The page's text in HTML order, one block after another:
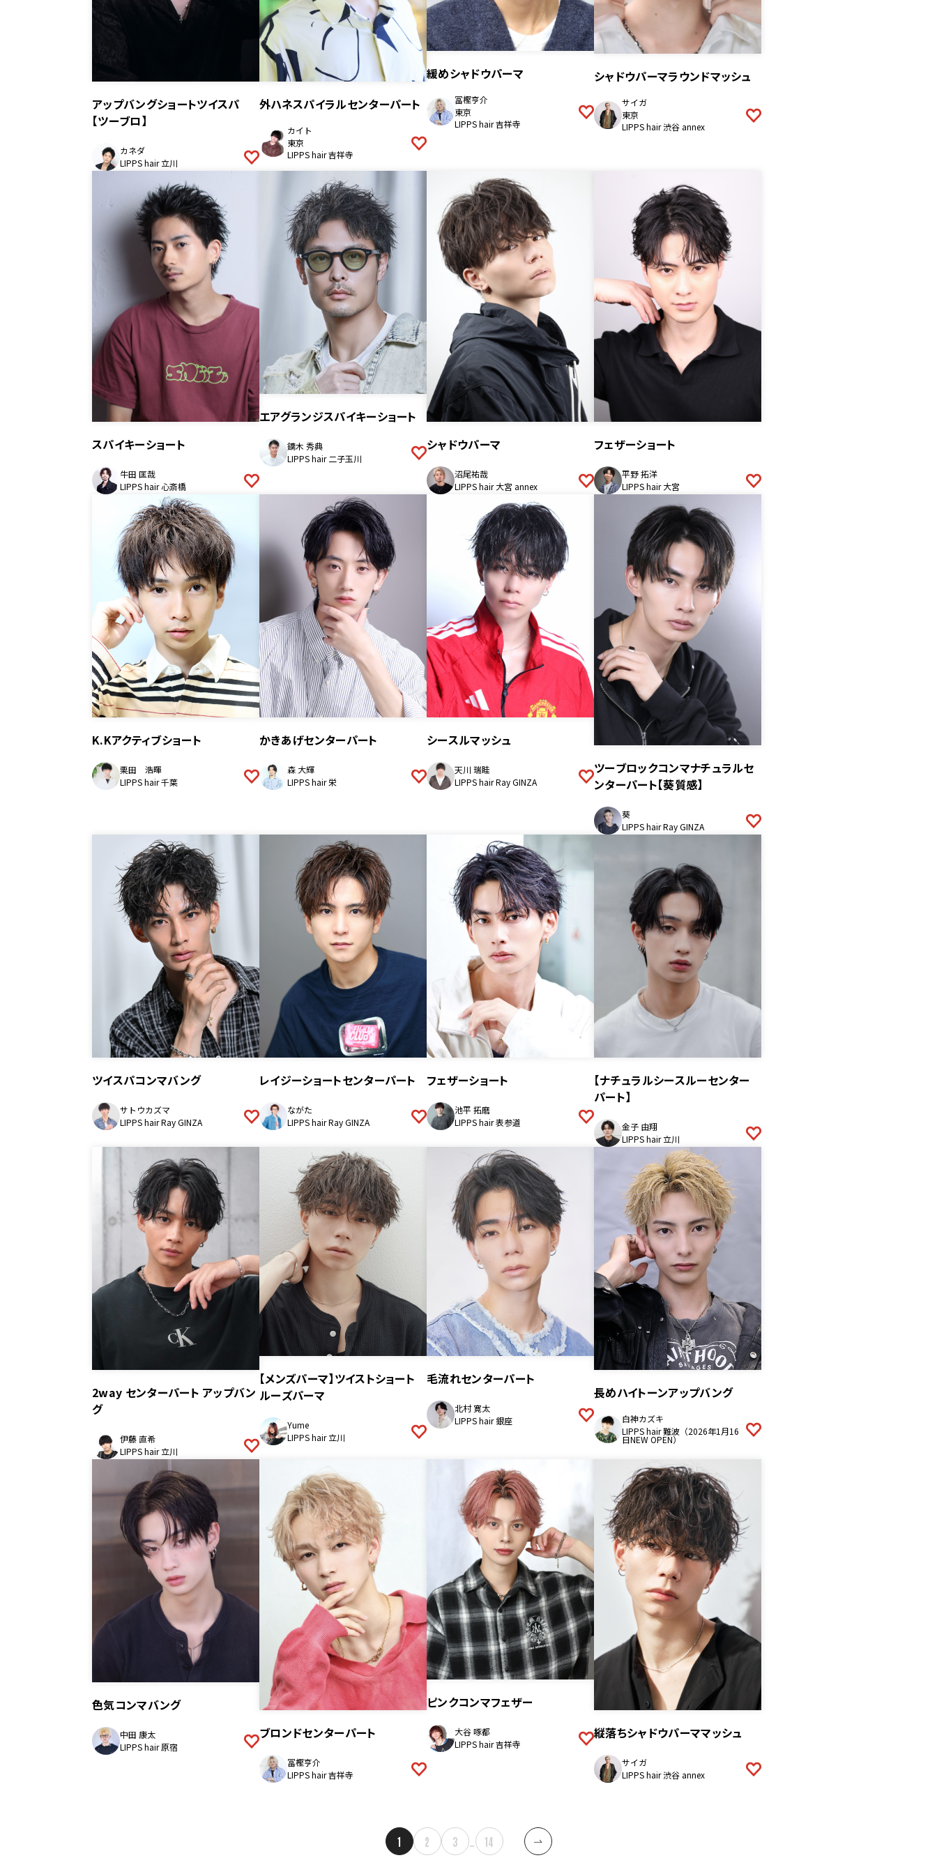
アップバングショートツイスパ
【ツーブロ】
カネダ
LIPPS hair 立川
外ハネスパイラルセンターパート
カイト
東京
LIPPS hair 吉祥寺
緩めシャドウパーマ
冨樫亨介
東京
LIPPS hair 吉祥寺
シャドウパーマラウンドマッシュ
サイガ
東京
LIPPS hair 渋谷 annex
スパイキーショート
牛田 匡哉
LIPPS hair 心斎橋
エアグランジスパイキーショート
鏑木 秀典
LIPPS hair 二子玉川
シャドウパーマ
沼尾祐哉
LIPPS hair 大宮 annex
フェザーショート
平野 拓洋
LIPPS hair 大宮
K.Kアクティブショート
栗田 浩暉
LIPPS hair 千葉
かきあげセンターパート
森 大輝
LIPPS hair 栄
シースルマッシュ
天川 瑞眭
LIPPS hair Ray GINZA
ツーブロックコンマナチュラルセ
ンターパート【葵質感】
葵
LIPPS hair Ray GINZA
ツイスパコンマバング
サトウカズマ
LIPPS hair Ray GINZA
レイジーショートセンターパート
ながた
LIPPS hair Ray GINZA
フェザーショート
池平 拓磨
LIPPS hair 表参道
【ナチュラルシースルーセンター
パート】
金子 由翔
LIPPS hair 立川
2way センターパート アップバン
グ
伊藤 直希
LIPPS hair 立川
【メンズパーマ】ツイストショート
ルーズパーマ
Yume
LIPPS hair 立川
毛流れセンターパート
北村 寛太
LIPPS hair 銀座
長めハイトーンアップバング
白神カズキ
LIPPS hair 難波（2026年1月16
日NEW OPEN）
色気コンマバング
中田 康太
LIPPS hair 原宿
ブロンドセンターパート
冨樫亨介
LIPPS hair 吉祥寺
ピンクコンマフェザー
大谷 啄都
LIPPS hair 吉祥寺
縦落ちシャドウパーママッシュ
サイガ
LIPPS hair 渋谷 annex
1 2 3 … 14